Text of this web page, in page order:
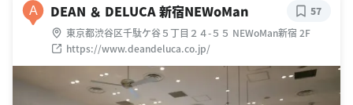
A DEAN ＆ DELUCA 新宿NEWoMan
東京都渋谷区千駄ケ谷５丁目２４-５５ NEWoMan新宿 2F
https://www.deandeluca.co.jp/
57